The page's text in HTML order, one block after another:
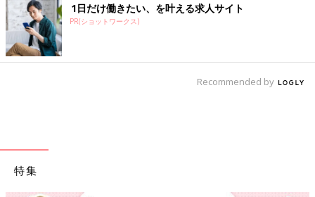
1日だけ働きたい、を叶える求人サイト
PR(ショットワークス)
Recommended by
特集